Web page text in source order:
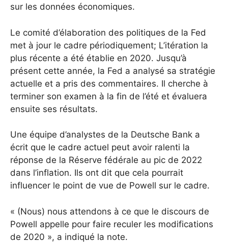
sur les données économiques.
Le comité d’élaboration des politiques de la Fed
met à jour le cadre périodiquement; L’itération la
plus récente a été établie en 2020. Jusqu’à
présent cette année, la Fed a analysé sa stratégie
actuelle et a pris des commentaires. Il cherche à
terminer son examen à la fin de l’été et évaluera
ensuite ses résultats.
Une équipe d’analystes de la Deutsche Bank a
écrit que le cadre actuel peut avoir ralenti la
réponse de la Réserve fédérale au pic de 2022
dans l’inflation. Ils ont dit que cela pourrait
influencer le point de vue de Powell sur le cadre.
« (Nous) nous attendons à ce que le discours de
Powell appelle pour faire reculer les modifications
de 2020 », a indiqué la note.